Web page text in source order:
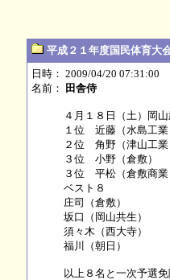
平成２１年度国民体育大
日時： 2009/04/20 07:31:00
名前：
田舎侍
４月１８日（土）岡
１位 近藤（水島工業
２位 角野（津山工業
３位 小野（倉敷）
３位 平松（倉敷商業
ベスト８
庄司（倉敷）
坂口（岡山共生）
須々木（西大寺）
福川（朝日）
以上８名と一次予選